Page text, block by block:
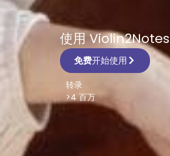
使用 Violin2Notes
免费开始使用
转录
>4 百万